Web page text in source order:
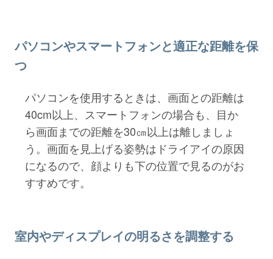
パソコンやスマートフォンと適正な距離を保
つ
パソコンを使用するときは、画面との距離は
40cm以上、スマートフォンの場合も、目か
ら画面までの距離を30㎝以上は離しましょ
う。画面を見上げる姿勢はドライアイの原因
になるので、顔よりも下の位置で見るのがお
すすめです。
室内やディスプレイの明るさを調整する